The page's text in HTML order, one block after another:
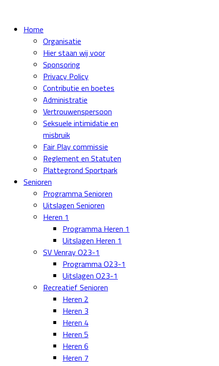
Home
Organisatie
Hier staan wij voor
Sponsoring
Privacy Policy
Contributie en boetes
Administratie
Vertrouwenspersoon
Seksuele intimidatie en
misbruik
Fair Play commissie
Reglement en Statuten
Plattegrond Sportpark
Senioren
Programma Senioren
Uitslagen Senioren
Heren 1
Programma Heren 1
Uitslagen Heren 1
SV Venray O23-1
Programma O23-1
Uitslagen O23-1
Recreatief Senioren
Heren 2
Heren 3
Heren 4
Heren 5
Heren 6
Heren 7